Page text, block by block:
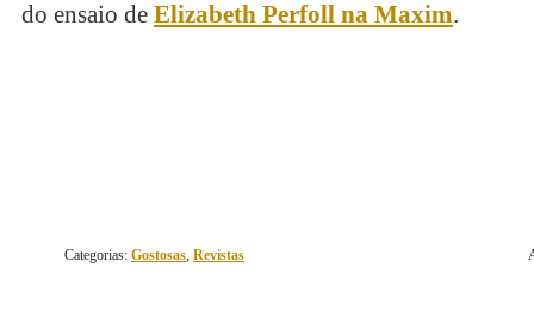
do ensaio de Elizabeth Perfoll na Maxim.
Categorias: Gostosas, Revistas